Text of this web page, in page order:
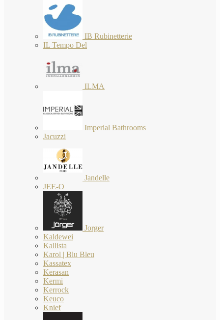
IB Rubinetterie
IL Tempo Del
ILMA
Imperial Bathrooms
Jacuzzi
Jandelle
JEE-O
Jorger
Kaldewei
Kallista
Karol | Blu Bleu
Kassatex
Kerasan
Kermi
Kerrock
Keuco
Knief